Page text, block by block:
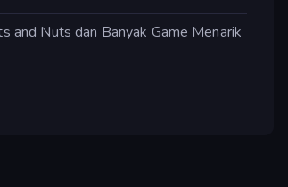
and Nuts dan Banyak Game Menarik